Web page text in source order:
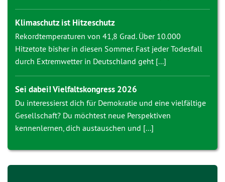
Klimaschutz ist Hitzeschutz
Rekordtemperaturen von 41,8 Grad. Über 10.000
Hitzetote bisher in diesen Sommer. Fast jeder Todesfall
durch Extremwetter in Deutschland geht [...]
Sei dabei! Vielfaltskongress 2026
Du interessierst dich für Demokratie und eine vielfältige
Gesellschaft? Du möchtest neue Perspektiven
kennenlernen, dich austauschen und [...]